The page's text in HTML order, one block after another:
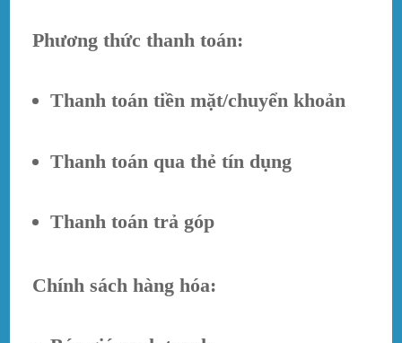
Phương thức thanh toán:
Thanh toán tiền mặt/chuyển khoản
Thanh toán qua thẻ tín dụng
Thanh toán trả góp
Chính sách hàng hóa: